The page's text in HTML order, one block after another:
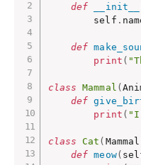
def
__init__
        self
.
def
print (
class Mammal (
def
print (
class Cat ( Mammal
def meow(